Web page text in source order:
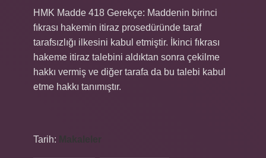
HMK Madde 418 Gerekçe: Maddenin birinci
fıkrası hakemin itiraz prosedüründe taraf
tarafsızlığı ilkesini kabul etmiştir. İkinci fıkrası
hakeme itiraz talebini aldıktan sonra çekilme
hakkı vermiş ve diğer tarafa da bu talebi kabul
etme hakkı tanımıştır.
Tarih: Makaleler